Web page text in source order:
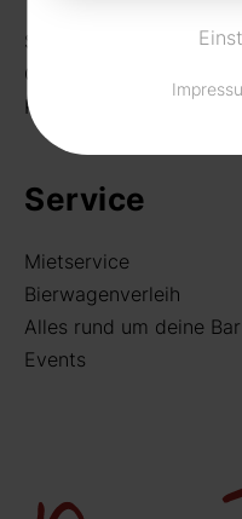
Sortiment
Craft Beer
Rund um deine Bar
Service
Mietservice
Bierwagenverleih
Alles rund um deine Bar
Events